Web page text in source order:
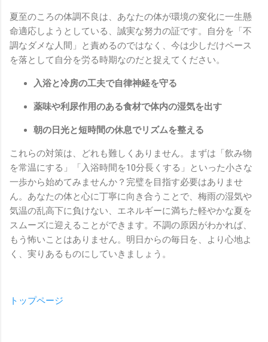
夏至のころの体調不良は、あなたの体が環境の変化に一生懸
命適応しようとしている、誠実な努力の証です。自分を「不
調なダメな人間」と責めるのではなく、今は少しだけペース
を落として自分を労る時期なのだと捉えてください。
入浴と冷房の工夫で自律神経を守る
薬味や利尿作用のある食材で体内の湿気を出す
朝の日光と短時間の休息でリズムを整える
これらの対策は、どれも難しくありません。まずは「飲み物
を常温にする」「入浴時間を10分長くする」といった小さな
一歩から始めてみませんか？完璧を目指す必要はありませ
ん。あなたの体と心に丁寧に向き合うことで、梅雨の湿気や
気温の乱高下に負けない、エネルギーに満ちた軽やかな夏を
スムーズに迎えることができます。不調の原因がわかれば、
もう怖いことはありません。明日からの毎日を、より心地よ
く、実りあるものにしていきましょう。
トップページ